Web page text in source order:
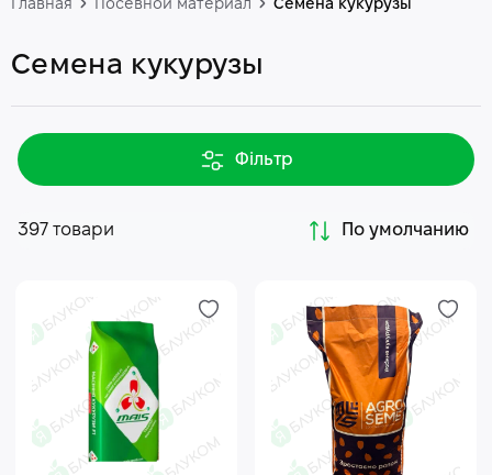
Главная Посевной материал Семена кукурузы
Семена кукурузы
Фільтр
397 товари По умолчанию